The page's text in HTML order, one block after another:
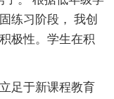
练习阶段， 我创
极性。学生在积
足于新课程教育